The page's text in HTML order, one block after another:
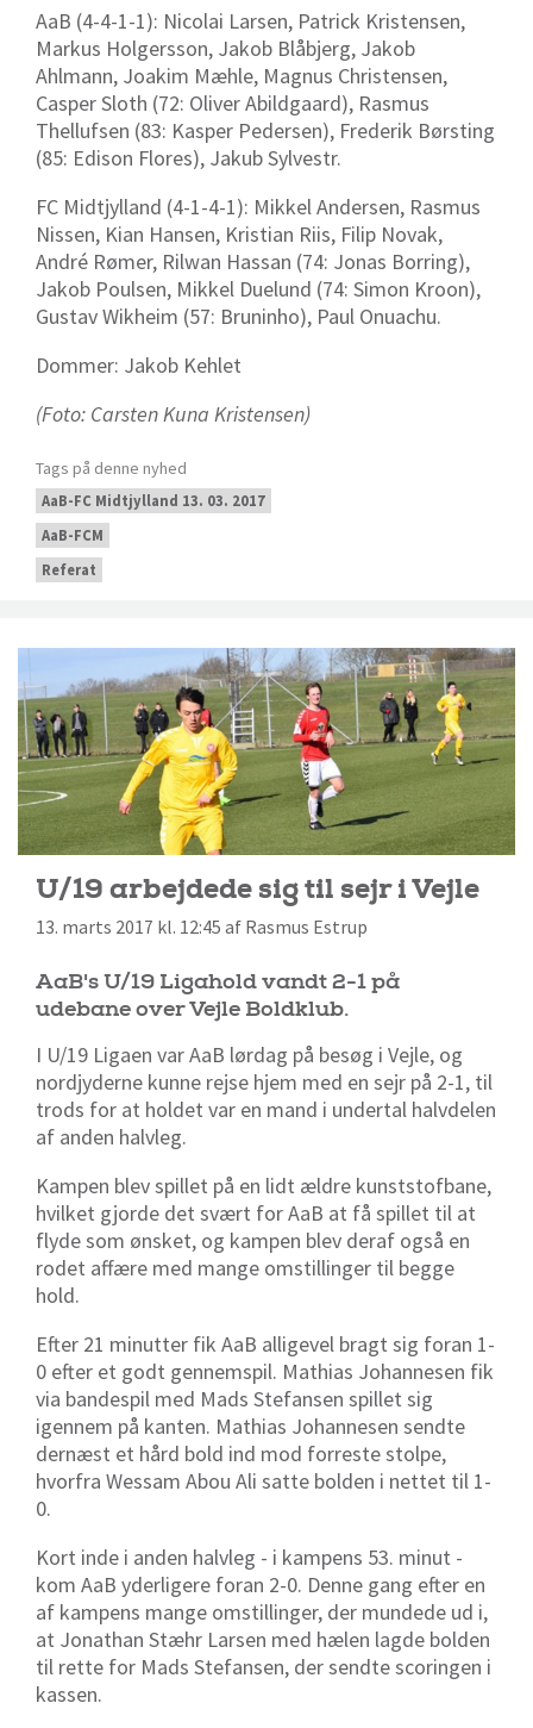
AaB (4-4-1-1): Nicolai Larsen, Patrick Kristensen,
Markus Holgersson, Jakob Blåbjerg, Jakob
Ahlmann, Joakim Mæhle, Magnus Christensen,
Casper Sloth (72: Oliver Abildgaard), Rasmus
Thellufsen (83: Kasper Pedersen), Frederik Børsting
(85: Edison Flores), Jakub Sylvestr.
FC Midtjylland (4-1-4-1): Mikkel Andersen, Rasmus
Nissen, Kian Hansen, Kristian Riis, Filip Novak,
André Rømer, Rilwan Hassan (74: Jonas Borring),
Jakob Poulsen, Mikkel Duelund (74: Simon Kroon),
Gustav Wikheim (57: Bruninho), Paul Onuachu.
Dommer: Jakob Kehlet
(Foto: Carsten Kuna Kristensen)
Tags på denne nyhed
AaB-FC Midtjylland 13. 03. 2017
AaB-FCM
Referat
U/19 arbejdede sig til sejr i Vejle
13. marts 2017 kl. 12:45 af Rasmus Estrup
AaB's U/19 Ligahold vandt 2-1 på
udebane over Vejle Boldklub.
I U/19 Ligaen var AaB lørdag på besøg i Vejle, og
nordjyderne kunne rejse hjem med en sejr på 2-1, til
trods for at holdet var en mand i undertal halvdelen
af anden halvleg.
Kampen blev spillet på en lidt ældre kunststofbane,
hvilket gjorde det svært for AaB at få spillet til at
flyde som ønsket, og kampen blev deraf også en
rodet affære med mange omstillinger til begge
hold.
Efter 21 minutter fik AaB alligevel bragt sig foran 1-
0 efter et godt gennemspil. Mathias Johannesen fik
via bandespil med Mads Stefansen spillet sig
igennem på kanten. Mathias Johannesen sendte
dernæst et hård bold ind mod forreste stolpe,
hvorfra Wessam Abou Ali satte bolden i nettet til 1-
0.
Kort inde i anden halvleg - i kampens 53. minut -
kom AaB yderligere foran 2-0. Denne gang efter en
af kampens mange omstillinger, der mundede ud i,
at Jonathan Stæhr Larsen med hælen lagde bolden
til rette for Mads Stefansen, der sendte scoringen i
kassen.